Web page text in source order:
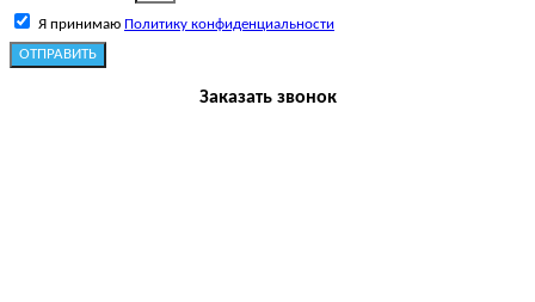
Я принимаю Политику конфиденциальности
ОТПРАВИТЬ
Заказать звонок